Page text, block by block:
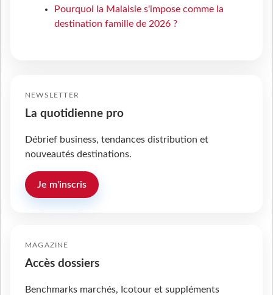
Pourquoi la Malaisie s'impose comme la
destination famille de 2026 ?
NEWSLETTER
La quotidienne pro
Débrief business, tendances distribution et
nouveautés destinations.
Je m'inscris
MAGAZINE
Accès dossiers
Benchmarks marchés, Icotour et suppléments